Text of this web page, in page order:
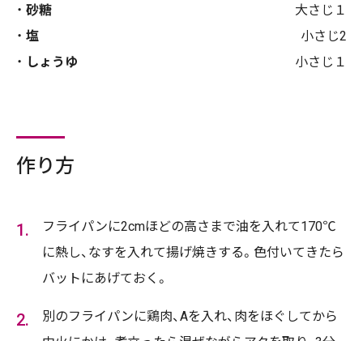
砂糖
大さじ１
塩
小さじ2
しょうゆ
小さじ１
作り方
フライパンに2cmほどの高さまで油を入れて170℃
に熱し、なすを入れて揚げ焼きする。色付いてきたら
バットにあげておく。
別のフライパンに鶏肉、Aを入れ、肉をほぐしてから